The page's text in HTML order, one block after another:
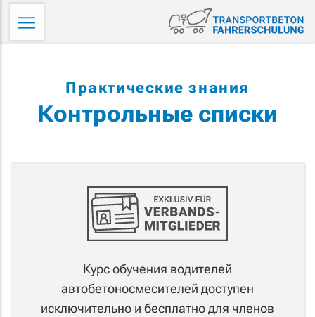
Skip
content
Практические знания
Контрольные списки
Курс обучения водителей
автобетоносмесителей доступен
исключительно и бесплатно для членов